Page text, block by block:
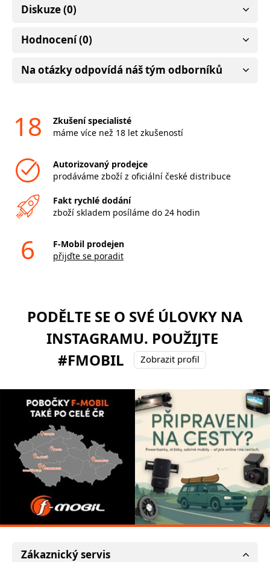
Diskuze (0)
Hodnocení (0)
Na otázky odpovídá náš tým odborníků
18
Zkušení specialisté
máme více než 18 let zkušeností
Autorizovaný prodejce
prodáváme zboží z oficiální české distribuce
Fakt rychlé dodání
zboží skladem posíláme do 24 hodin
6
F-Mobil prodejen
přijďte se poradit
PODĚLTE SE O SVÉ ÚLOVKY NA
INSTAGRAMU. POUŽIJTE
#FMOBIL
Zobrazit profil
Zákaznický servis